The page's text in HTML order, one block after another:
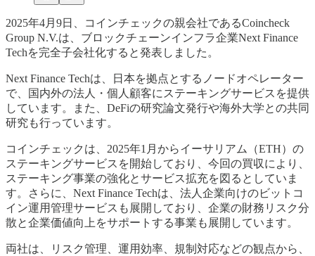
2025年4月9日、コインチェックの親会社であるCoincheck
Group N.V.は、ブロックチェーンインフラ企業Next Finance
Techを完全子会社化すると発表しました。
Next Finance Techは、日本を拠点とするノードオペレーター
で、国内外の法人・個人顧客にステーキングサービスを提供
しています。また、DeFiの研究論文発行や海外大学との共同
研究も行っています。
コインチェックは、2025年1月からイーサリアム（ETH）の
ステーキングサービスを開始しており、今回の買収により、
ステーキング事業の強化とサービス拡充を図るとしていま
す。さらに、Next Finance Techは、法人企業向けのビットコ
イン運用管理サービスも展開しており、企業の財務リスク分
散と企業価値向上をサポートする事業も展開しています。
両社は、リスク管理、運用効率、規制対応などの観点から、